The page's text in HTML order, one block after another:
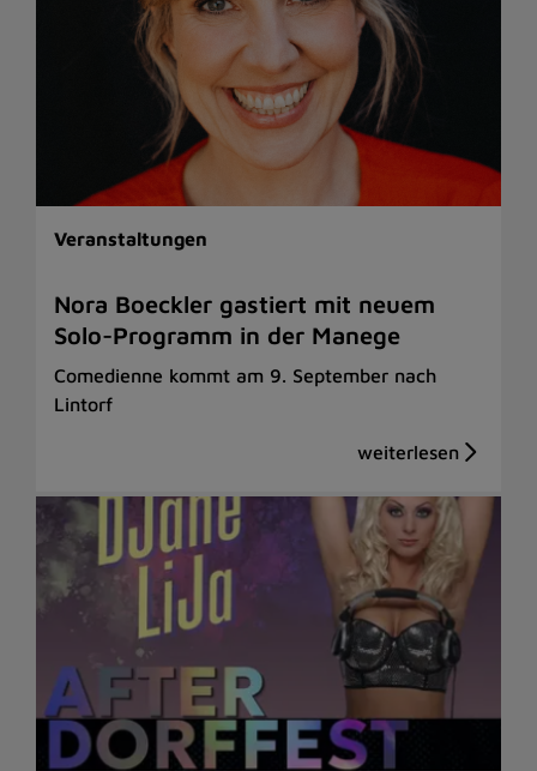
Veranstaltungen
Nora Boeckler gastiert mit neuem
Solo-Programm in der Manege
Comedienne kommt am 9. September nach
Lintorf